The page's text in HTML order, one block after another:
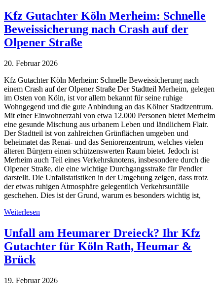
Kfz Gutachter Köln Merheim: Schnelle
Beweissicherung nach Crash auf der
Olpener Straße
20. Februar 2026
Kfz Gutachter Köln Merheim: Schnelle Beweissicherung nach
einem Crash auf der Olpener Straße Der Stadtteil Merheim, gelegen
im Osten von Köln, ist vor allem bekannt für seine ruhige
Wohngegend und die gute Anbindung an das Kölner Stadtzentrum.
Mit einer Einwohnerzahl von etwa 12.000 Personen bietet Merheim
eine gesunde Mischung aus urbanem Leben und ländlichem Flair.
Der Stadtteil ist von zahlreichen Grünflächen umgeben und
beheimatet das Renai- und das Seniorenzentrum, welches vielen
älteren Bürgern einen schützenswerten Raum bietet. Jedoch ist
Merheim auch Teil eines Verkehrsknotens, insbesondere durch die
Olpener Straße, die eine wichtige Durchgangsstraße für Pendler
darstellt. Die Unfallstatistiken in der Umgebung zeigen, dass trotz
der etwas ruhigen Atmosphäre gelegentlich Verkehrsunfälle
geschehen. Dies ist der Grund, warum es besonders wichtig ist,
Weiterlesen
Unfall am Heumarer Dreieck? Ihr Kfz
Gutachter für Köln Rath, Heumar &
Brück
19. Februar 2026